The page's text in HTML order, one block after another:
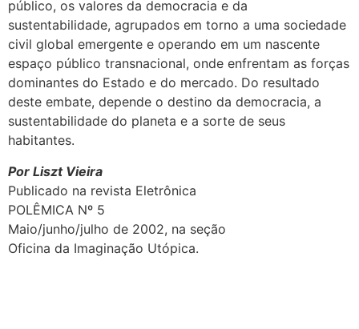
público, os valores da democracia e da
sustentabilidade, agrupados em torno a uma sociedade
civil global emergente e operando em um nascente
espaço público transnacional, onde enfrentam as forças
dominantes do Estado e do mercado. Do resultado
deste embate, depende o destino da democracia, a
sustentabilidade do planeta e a sorte de seus
habitantes.
Por Liszt Vieira
Publicado na revista Eletrônica
POLÊMICA Nº 5
Maio/junho/julho de 2002, na seção
Oficina da Imaginação Utópica.